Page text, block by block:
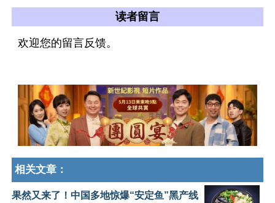
读者留言
欢迎您的留言反馈。
相关文章：
果然又来了！中国多地惊爆“安定鱼”黑产线